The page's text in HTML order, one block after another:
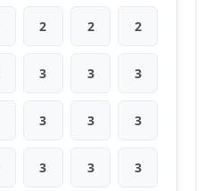
2 2 2
3 3 3
3 3 3
3 3 3